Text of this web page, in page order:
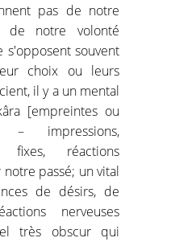
pas de notre
de notre volonté
s'opposent souvent
choix ou leurs
il y a un mental
[empreintes ou
– impressions,
fixes, réactions
passé; un vital
de désirs, de
nerveuses
très obscur qui